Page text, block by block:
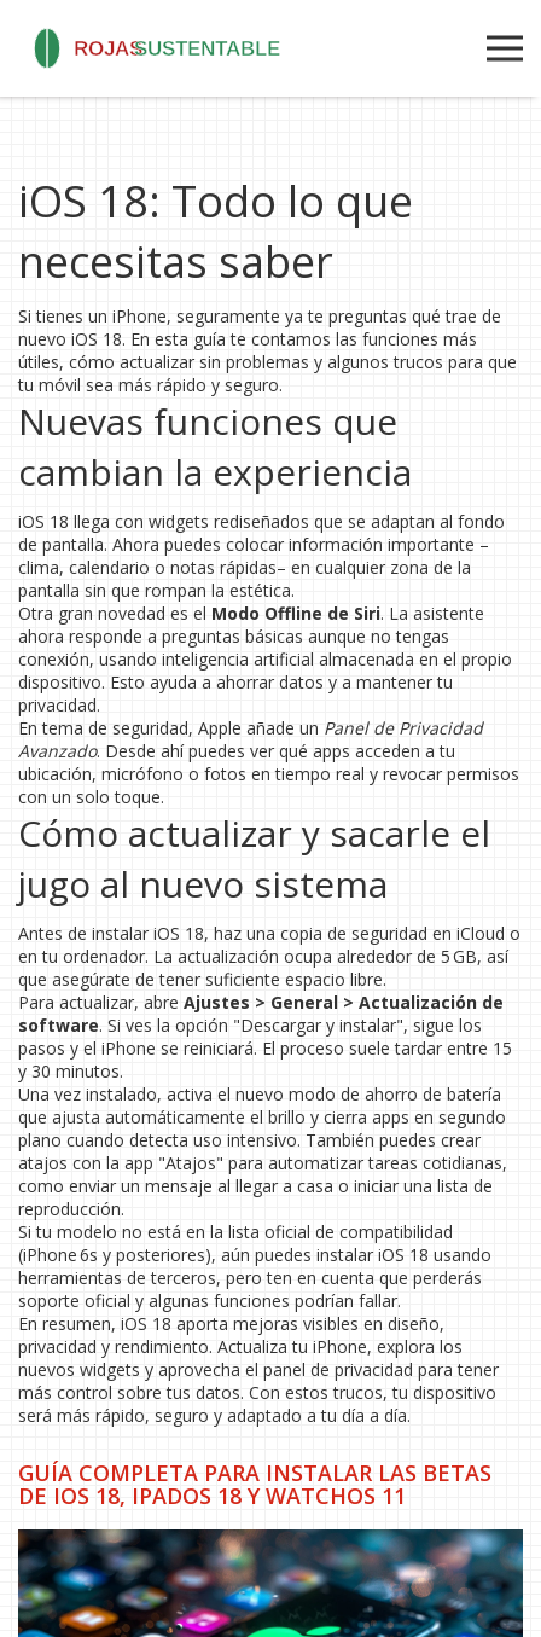
iOS 18: Todo lo que
necesitas saber
Si tienes un iPhone, seguramente ya te preguntas qué trae de
nuevo iOS 18. En esta guía te contamos las funciones más
útiles, cómo actualizar sin problemas y algunos trucos para que
tu móvil sea más rápido y seguro.
Nuevas funciones que
cambian la experiencia
iOS 18 llega con widgets rediseñados que se adaptan al fondo
de pantalla. Ahora puedes colocar información importante –
clima, calendario o notas rápidas– en cualquier zona de la
pantalla sin que rompan la estética.
Otra gran novedad es el Modo Offline de Siri. La asistente
ahora responde a preguntas básicas aunque no tengas
conexión, usando inteligencia artificial almacenada en el propio
dispositivo. Esto ayuda a ahorrar datos y a mantener tu
privacidad.
En tema de seguridad, Apple añade un Panel de Privacidad
Avanzado. Desde ahí puedes ver qué apps acceden a tu
ubicación, micrófono o fotos en tiempo real y revocar permisos
con un solo toque.
Cómo actualizar y sacarle el
jugo al nuevo sistema
Antes de instalar iOS 18, haz una copia de seguridad en iCloud o
en tu ordenador. La actualización ocupa alrededor de 5 GB, así
que asegúrate de tener suficiente espacio libre.
Para actualizar, abre Ajustes > General > Actualización de
software. Si ves la opción "Descargar y instalar", sigue los
pasos y el iPhone se reiniciará. El proceso suele tardar entre 15
y 30 minutos.
Una vez instalado, activa el nuevo modo de ahorro de batería
que ajusta automáticamente el brillo y cierra apps en segundo
plano cuando detecta uso intensivo. También puedes crear
atajos con la app "Atajos" para automatizar tareas cotidianas,
como enviar un mensaje al llegar a casa o iniciar una lista de
reproducción.
Si tu modelo no está en la lista oficial de compatibilidad
(iPhone 6s y posteriores), aún puedes instalar iOS 18 usando
herramientas de terceros, pero ten en cuenta que perderás
soporte oficial y algunas funciones podrían fallar.
En resumen, iOS 18 aporta mejoras visibles en diseño,
privacidad y rendimiento. Actualiza tu iPhone, explora los
nuevos widgets y aprovecha el panel de privacidad para tener
más control sobre tus datos. Con estos trucos, tu dispositivo
será más rápido, seguro y adaptado a tu día a día.
GUÍA COMPLETA PARA INSTALAR LAS BETAS
DE IOS 18, IPADOS 18 Y WATCHOS 11